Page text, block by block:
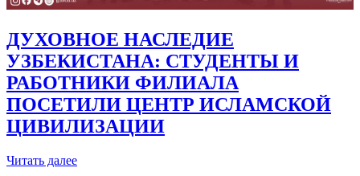
ДУХОВНОЕ НАСЛЕДИЕ
УЗБЕКИСТАНА: СТУДЕНТЫ И
РАБОТНИКИ ФИЛИАЛА
ПОСЕТИЛИ ЦЕНТР ИСЛАМСКОЙ
ЦИВИЛИЗАЦИИ
Читать далее